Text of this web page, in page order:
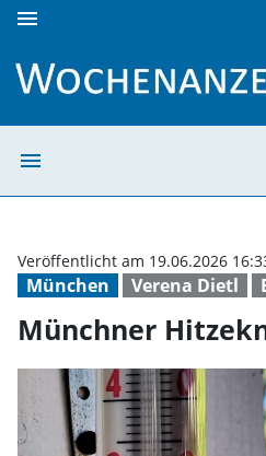
menu
menu
München Verena Dietl
Veröffentlicht am 19.06.2026
Münchner